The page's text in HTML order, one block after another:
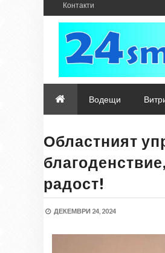
Контакти
Водещи
Областният
радост!
ДЕКЕМВРИ 24, 2024